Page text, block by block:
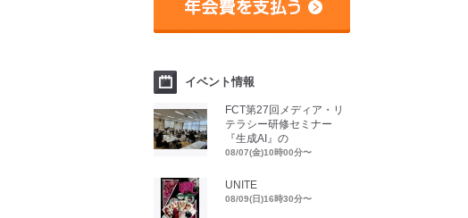
イベント情報
FCT第27回メディア・リ
テラシー研修セミナー
『生成AI』の
08/07(金)10時00分〜
UNITE
08/09(日)16時30分〜